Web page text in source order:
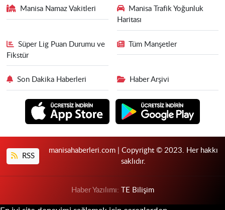
Manisa Namaz Vakitleri
Manisa Trafik Yoğunluk
Haritası
Süper Lig Puan Durumu ve
Fikstür
Tüm Manşetler
Son Dakika Haberleri Haber Arşivi
RSS
manisahaberleri.com | Copyright © 2023. Her hakkı
saklıdır.
Haber Yazılımı: TE Bilişim